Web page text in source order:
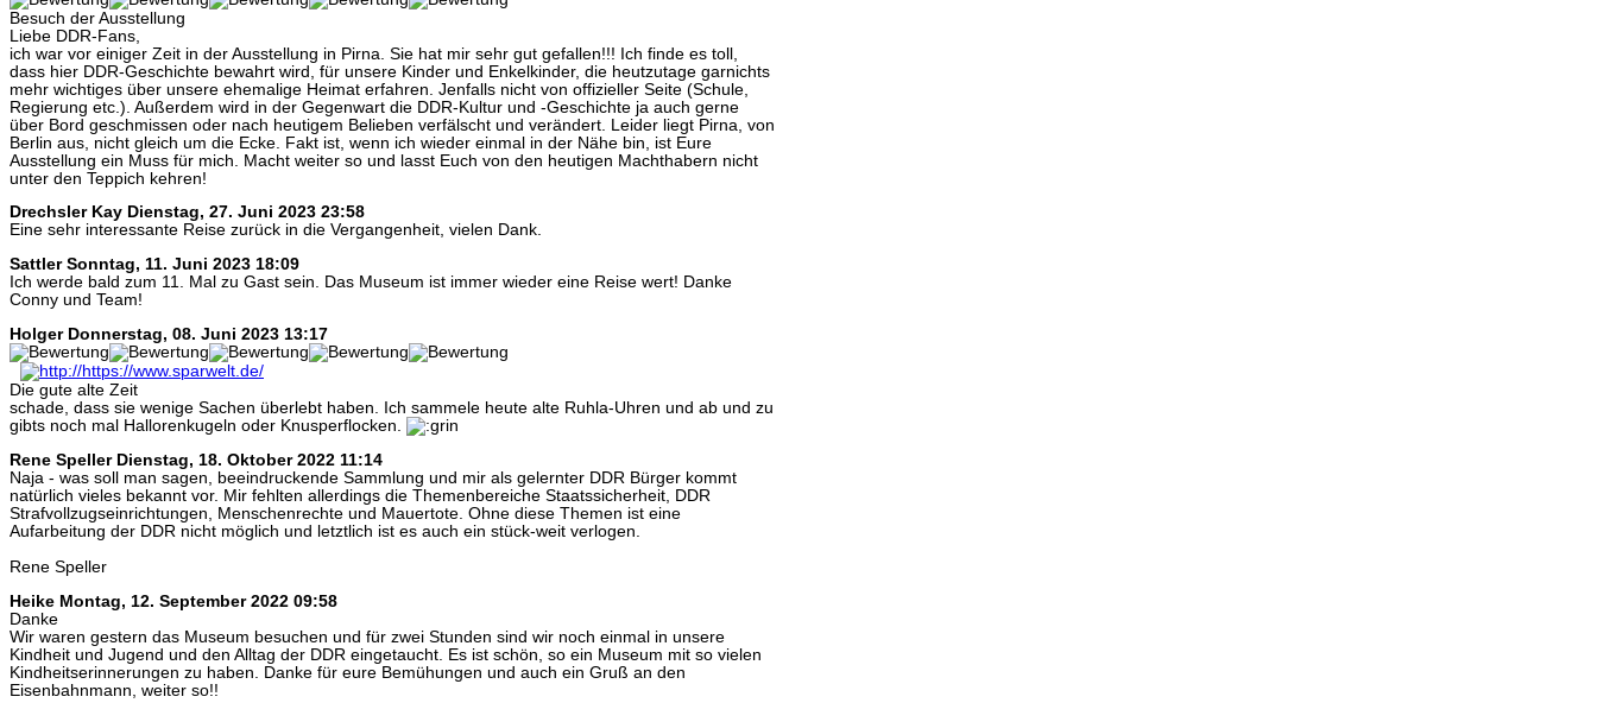
Besuch der Ausstellung
Liebe DDR-Fans,
ich war vor einiger Zeit in der Ausstellung in Pirna. Sie hat mir sehr gut gefallen!!! Ich finde es toll,
dass hier DDR-Geschichte bewahrt wird, für unsere Kinder und Enkelkinder, die heutzutage garnichts
mehr wichtiges über unsere ehemalige Heimat erfahren. Jenfalls nicht von offizieller Seite (Schule,
Regierung etc.). Außerdem wird in der Gegenwart die DDR-Kultur und -Geschichte ja auch gerne
über Bord geschmissen oder nach heutigem Belieben verfälscht und verändert. Leider liegt Pirna, von
Berlin aus, nicht gleich um die Ecke. Fakt ist, wenn ich wieder einmal in der Nähe bin, ist Eure
Ausstellung ein Muss für mich. Macht weiter so und lasst Euch von den heutigen Machthabern nicht
unter den Teppich kehren!
Drechsler Kay Dienstag, 27. Juni 2023 23:58
Eine sehr interessante Reise zurück in die Vergangenheit, vielen Dank.
Sattler Sonntag, 11. Juni 2023 18:09
Ich werde bald zum 11. Mal zu Gast sein. Das Museum ist immer wieder eine Reise wert! Danke
Conny und Team!
Holger Donnerstag, 08. Juni 2023 13:17
Die gute alte Zeit
schade, dass sie wenige Sachen überlebt haben. Ich sammele heute alte Ruhla-Uhren und ab und zu
gibts noch mal Hallorenkugeln oder Knusperflocken.
Rene Speller Dienstag, 18. Oktober 2022 11:14
Naja - was soll man sagen, beeindruckende Sammlung und mir als gelernter DDR Bürger kommt
natürlich vieles bekannt vor. Mir fehlten allerdings die Themenbereiche Staatssicherheit, DDR
Strafvollzugseinrichtungen, Menschenrechte und Mauertote. Ohne diese Themen ist eine
Aufarbeitung der DDR nicht möglich und letztlich ist es auch ein stück-weit verlogen.
Rene Speller
Heike Montag, 12. September 2022 09:58
Danke
Wir waren gestern das Museum besuchen und für zwei Stunden sind wir noch einmal in unsere
Kindheit und Jugend und den Alltag der DDR eingetaucht. Es ist schön, so ein Museum mit so vielen
Kindheitserinnerungen zu haben. Danke für eure Bemühungen und auch ein Gruß an den
Eisenbahnmann, weiter so!!